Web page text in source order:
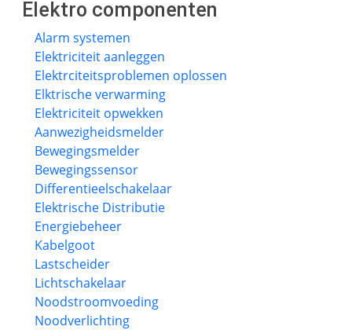
Elektro componenten
Alarm systemen
Elektriciteit aanleggen
Elektrciteitsproblemen oplossen
Elktrische verwarming
Elektriciteit opwekken
Aanwezigheidsmelder
Bewegingsmelder
Bewegingssensor
Differentieelschakelaar
Elektrische Distributie
Energiebeheer
Kabelgoot
Lastscheider
Lichtschakelaar
Noodstroomvoeding
Noodverlichting